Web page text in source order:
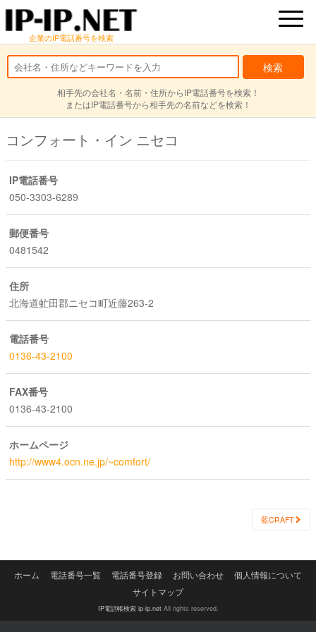
企業のIP電話番号を検索
相手先の会社名・名前・住所からIP電話番号を検索！
またはIP電話番号から相手先の名前などを検索！
コンフォート・イン ニセコ
IP電話番号
050-3303-6289
郵便番号
0481542
住所
北海道虻田郡ニセコ町近藤263-2
電話番号
0136-43-2100
FAX番号
0136-43-2100
ホームページ
http://www4.ocn.ne.jp/~comfort/
navigation
藍CRAFT
ホーム 電話番号一覧 電話番号登録 お問い合わせ
個人情報について
サイトマップ
IP電話帳検索 ip-ip.netAll rights reserved.